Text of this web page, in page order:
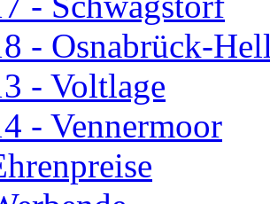
- Osnabrück-
- Voltlage
- Vennermoor